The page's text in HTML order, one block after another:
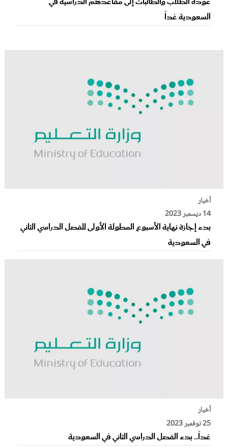
السعودية غداً
أخبار
14 ديسمبر 2023
بدء إجازة نهاية الأسبوع المطولة الأولى للفصل الدراسي الثاني
في السعودية
أخبار
25 نوفمبر 2023
غداً.. بدء الفصل الدراسي الثاني في السعودية